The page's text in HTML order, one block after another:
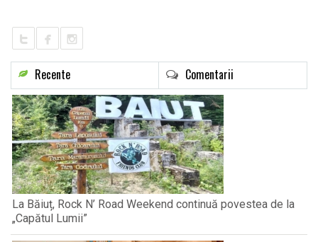
Recente Comentarii
La Băiuț, Rock N’ Road Weekend continuă povestea de la
„Capătul Lumii”